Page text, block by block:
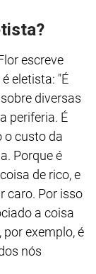
escreve
eletista: "É
diversas
periferia. É
o custo da
Porque é
de rico, e
caro. Por isso
a coisa
por exemplo, é
nós